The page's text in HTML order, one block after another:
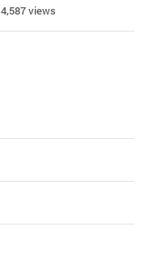
4,587 views